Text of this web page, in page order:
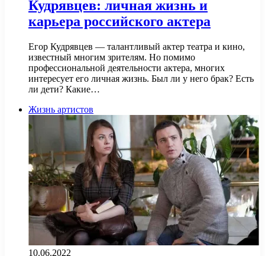
Кудрявцев: личная жизнь и
карьера российского актера
Егор Кудрявцев — талантливый актер театра и кино,
известный многим зрителям. Но помимо
профессиональной деятельности актера, многих
интересует его личная жизнь. Был ли у него брак? Есть
ли дети? Какие…
Жизнь артистов
10.06.2022